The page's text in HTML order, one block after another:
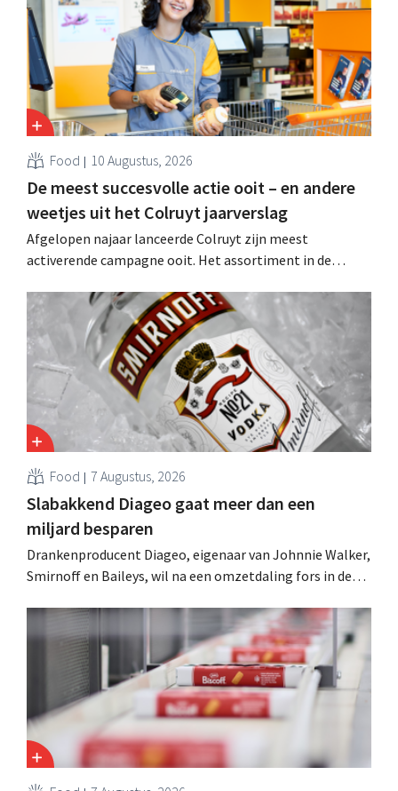
Food 10 Augustus, 2026
De meest succesvolle actie ooit – en andere
weetjes uit het Colruyt jaarverslag
Afgelopen najaar lanceerde Colruyt zijn meest
activerende campagne ooit. Het assortiment in de
uit en een “moorddiner” blijkt de topper onder de
kookworkshops.
Food 7 Augustus, 2026
Slabakkend Diageo gaat meer dan een
miljard besparen
Drankenproducent Diageo, eigenaar van Johnnie Walker,
Smirnoff en Baileys, wil na een omzetdaling fors in de
andere Guiness en voorgemixte cocktails.